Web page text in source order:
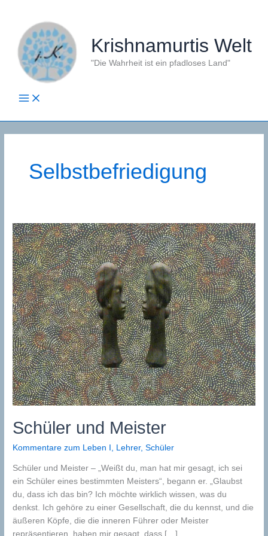
springen
Krishnamurtis Welt
"Die Wahrheit ist ein pfadloses Land"
Selbstbefriedigung
Schüler und Meister
Kommentare zum Leben I Lehrer,Schüler
Schüler und Meister – „Weißt du, man hat mir gesagt, ich sei
ein Schüler eines bestimmten Meisters“, begann er. „Glaubst
du, dass ich das bin? Ich möchte wirklich wissen, was du
denkst. Ich gehöre zu einer Gesellschaft, die du kennst, und die
äußeren Köpfe, die die inneren Führer oder Meister
repräsentieren, haben mir gesagt, dass […]